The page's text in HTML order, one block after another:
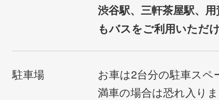
渋谷駅、三軒茶屋駅、
もバスをご利用いただ
駐車場
お車は2台分の駐車ス
満車の場合は恐れ入り